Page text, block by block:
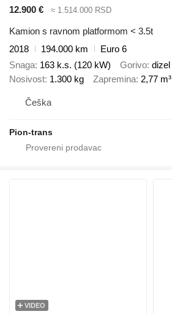
12.900 €
≈ 1.514.000 RSD
Kamion s ravnom platformom < 3.5t
2018
194.000 km
Euro 6
Snaga 163 k.s. (120 kW) Gorivo dizel
Nosivost 1.300 kg Zapremina 2,77 m³
Češka
Pion-trans
VIDEO